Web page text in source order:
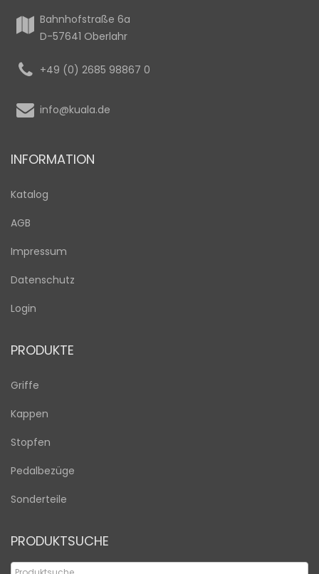
Bahnhofstraße 6a
D-57641 Oberlahr
+49 (0) 2685 98867 0
info@kuala.de
INFORMATION
Katalog
AGB
Impressum
Datenschutz
Login
PRODUKTE
Griffe
Kappen
Stopfen
Pedalbezüge
Sonderteile
PRODUKTSUCHE